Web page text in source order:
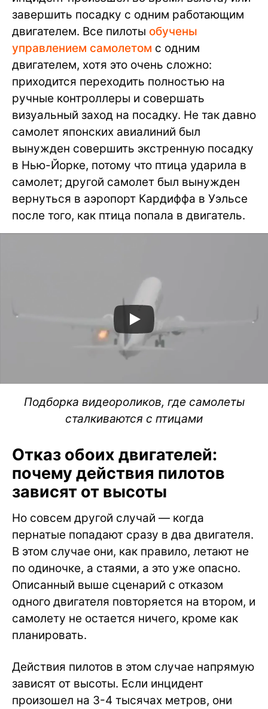
завершить посадку с одним работающим
двигателем. Все пилоты обучены
управлением самолетом с одним
двигателем, хотя это очень сложно:
приходится переходить полностью на
ручные контроллеры и совершать
визуальный заход на посадку. Не так давно
самолет японских авиалиний был
вынужден совершить экстренную посадку
в Нью-Йорке, потому что птица ударила в
самолет; другой самолет был вынужден
вернуться в аэропорт Кардиффа в Уэльсе
после того, как птица попала в двигатель.
Подборка видеороликов, где самолеты
сталкиваются с птицами
Отказ обоих двигателей:
почему действия пилотов
зависят от высоты
Но совсем другой случай — когда
пернатые попадают сразу в два двигателя.
В этом случае они, как правило, летают не
по одиночке, а стаями, а это уже опасно.
Описанный выше сценарий с отказом
одного двигателя повторяется на втором, и
самолету не остается ничего, кроме как
планировать.
Действия пилотов в этом случае напрямую
зависят от высоты. Если инцидент
произошел на 3-4 тысячах метров, они